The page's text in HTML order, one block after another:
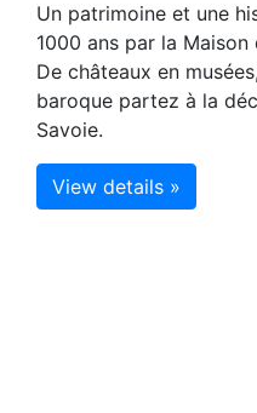
Un patrimoine et une
1000 ans par la Maison
De châteaux en
baroque partez à la
Savoie.
View details »